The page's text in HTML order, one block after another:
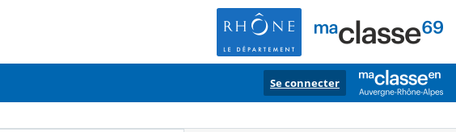
Se connecter